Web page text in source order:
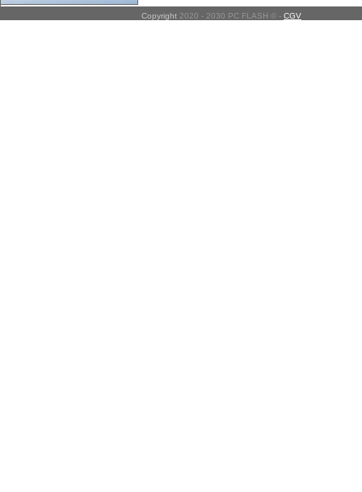
Copyright 2020 - 2030 PC FLASH © - CGV